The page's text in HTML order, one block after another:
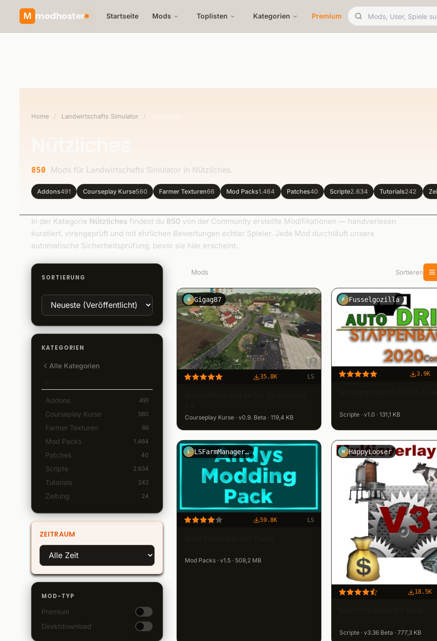
M modhoster Startseite Mods Toplisten Kategorien Premium
Home / Landwirtschafts Simulator /
850 Mods für Landwirtschafts Simulator in Nützliches.
Addons491 Courseplay Kurse560 Farmer Texturen66 Mod Packs1.464 Patches40 Scripte2.634 Tutorials242
In der Kategorie Nützliches findest du 850 von der Community erstellte Modifikationen — handverlesen
kuratiert, virengeprüft und mit ehrlichen Bewertungen echter Spieler. Jede Mod durchläuft unsere
automatische Sicherheitsprüfung, bevor sie hier erscheint.
SORTIERUNG
KATEGORIEN
Alle Kategorien
Addons 491
Courseplay Kurse 560
Farmer Texturen 66
Mod Packs 1.464
Patches 40
Scripte 2.634
Tutorials 242
Zeitung 24
ZEITRAUM
MOD-TYP
Premium
Direktdownload
Mods Sortieren
G Gigag87
35.8K LS
Courseplay Kurse · v0.9. Beta · 119,4 KB
F Fusselgozilla
3.9K
Scripte · v1.0 · 131,1 KB
L LSFarmManagerTV
59.8K LS
Mod Packs · v1.5 · 508,2 MB
H HappyLooser
18.5K
Scripte · v3.36 Beta · 777,3 KB